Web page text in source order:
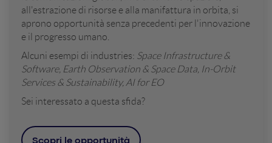
all'estrazione di risorse e alla manifattura in orbita, si
aprono opportunità senza precedenti per l'innovazione
e il progresso umano.
Alcuni esempi di industries: Space Infrastructure &
Software, Earth Observation & Space Data, In-Orbit
Services & Sustainability, AI for EO
Sei interessato a questa sfida?
Scopri le opportunità